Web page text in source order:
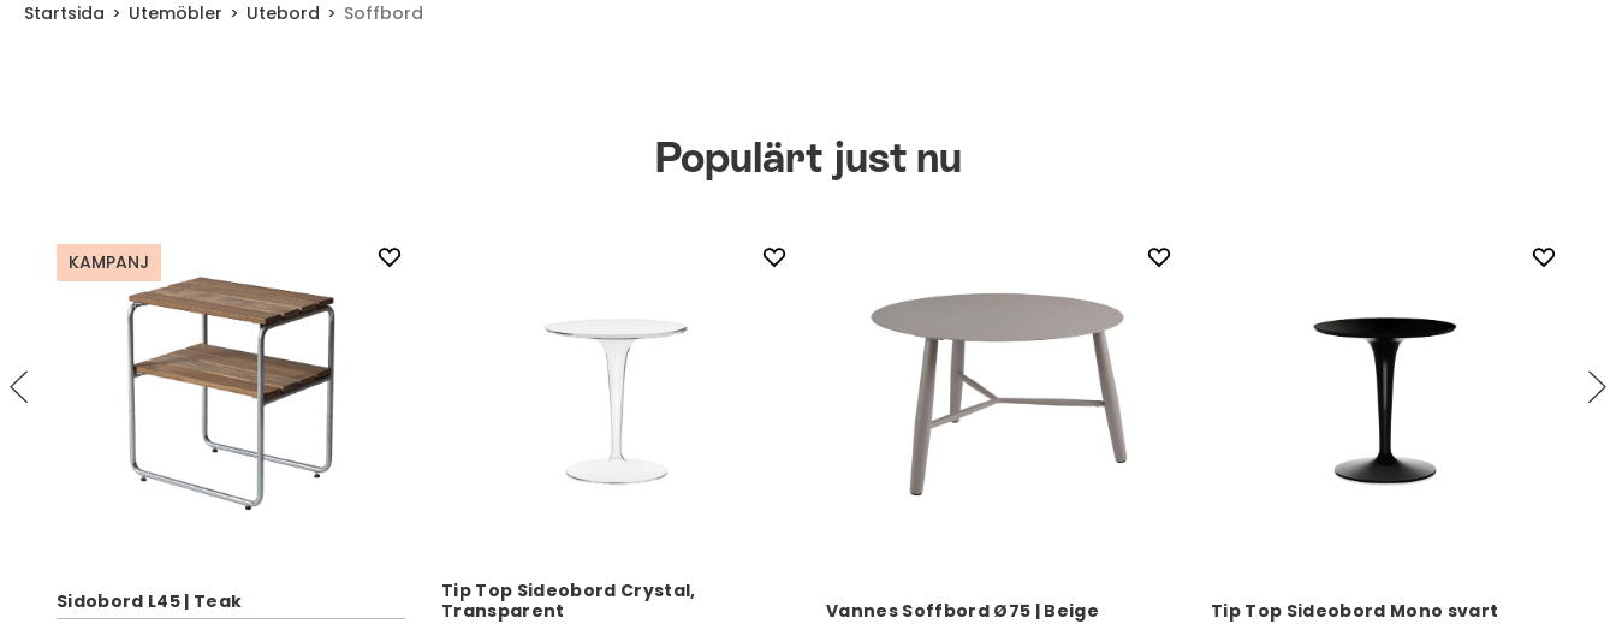
Startsida Utemöbler Utebord Soffbord
Populärt just nu
KAMPANJ
Sidobord L45 | Teak
Tip Top Sideobord Crystal,
Transparent
Vannes Soffbord Ø75 | Beige Tip Top Sideobord Mono svart